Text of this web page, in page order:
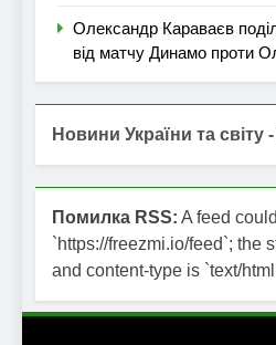
Олександр Караваєв
від матчу Динамо проти
Новини України та світу
Помилка RSS: A feed
`https://freezmi.io/feed`; the
and content-type is `text/